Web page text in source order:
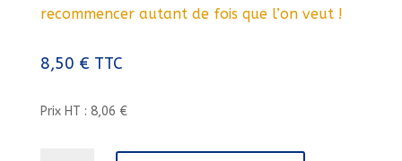
recommencer autant de fois que l’on veut !
8,50 € TTC
Prix HT : 8,06 €